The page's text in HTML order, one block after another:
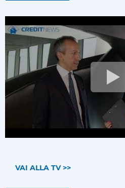
VAI ALLA TV >>